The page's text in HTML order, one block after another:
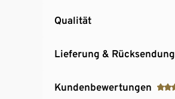
Qualität
Lieferung & Rücksendung
Kundenbewertungen